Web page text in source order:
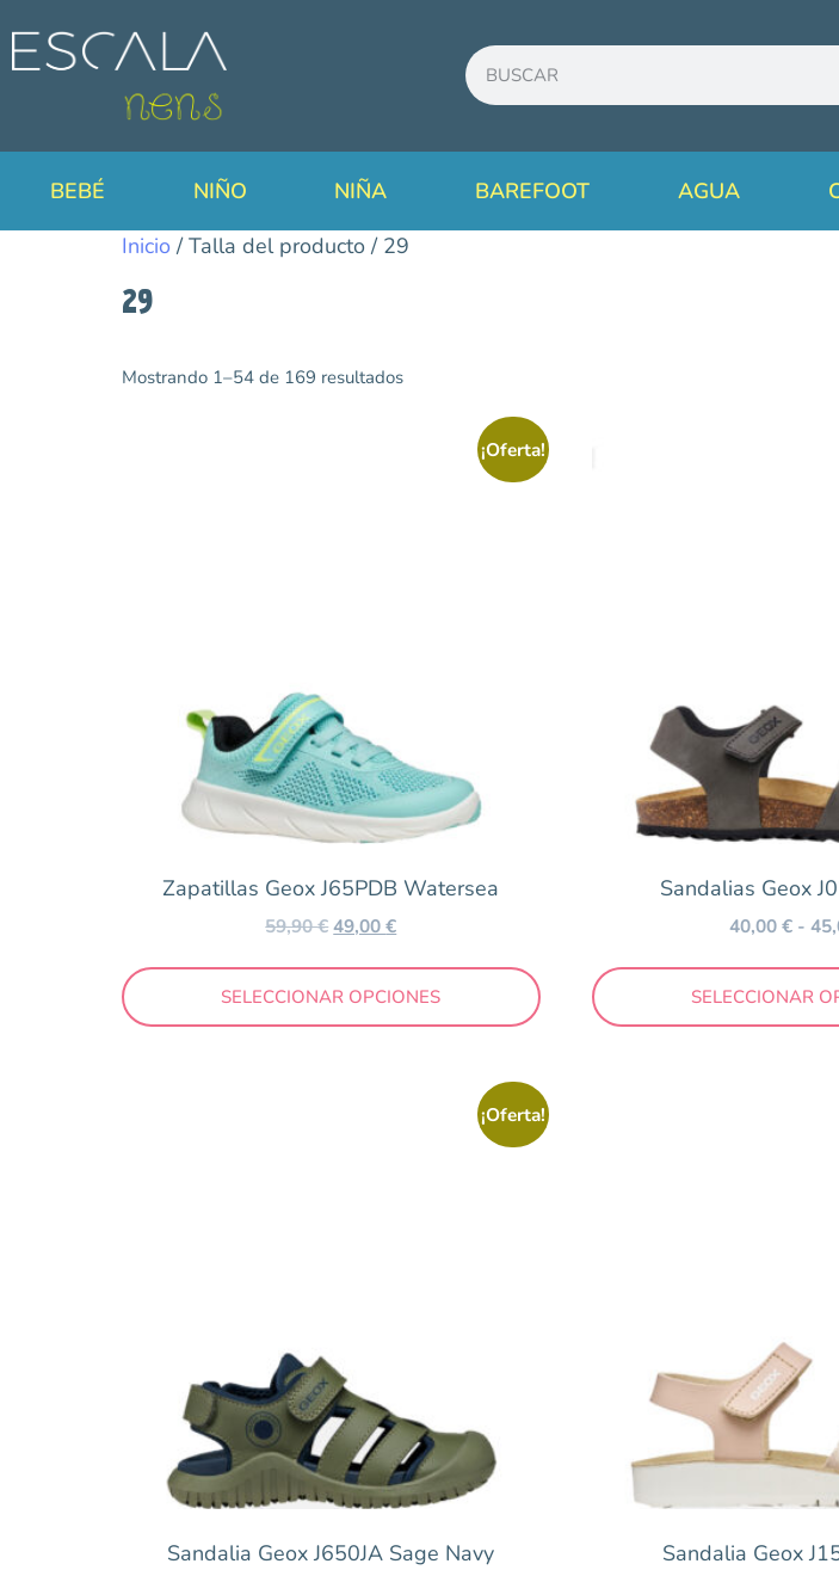
BEBÉ NIÑO NIÑA BAREFOOT AGUA
Inicio / Talla del producto / 29
29
Niño
Outlet
Amarillo
Azul
Marrón
Multicolor
Naranja
Negro
Nude
Mostrando 1–54 de 169 resultados
¡Oferta!
Zapatillas Geox J65PDB Watersea
59,90€ 49,00€
SELECCIONAR OPCIONES
Sandalias Geox
40,00€ -
SELECCIONAR
¡Oferta!
Sandalia Geox J650JA Sage Navy Sandalia Geox